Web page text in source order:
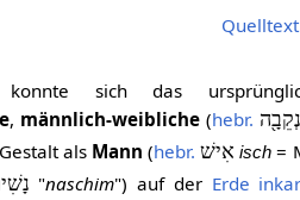
sich das
, männlich-weibliche(hebr.
als Mann (hebr. אִישׁ isch =
"naschim") auf der Erde